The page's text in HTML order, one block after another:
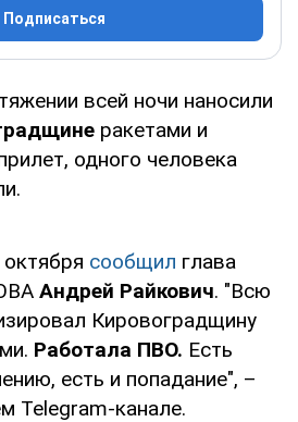
Подписаться
всей ночи наносили
ракетами и
одного человека
сообщил глава
Андрей Райкович. "Всю
Кировоградщину
Работала ПВО. Есть
есть и попадание", –
Telegram-канале.